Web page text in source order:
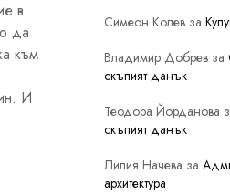
в
да
към
И
Симеон Колевза
Владимир Добревза
скъпият данък
Теодора Йорданова
скъпият данък
Лилия Начева за
архитектура